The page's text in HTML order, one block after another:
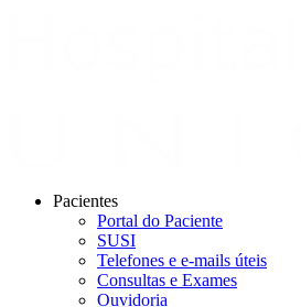
Pacientes
Portal do Paciente
SUSI
Telefones e e-mails úteis
Consultas e Exames
Ouvidoria